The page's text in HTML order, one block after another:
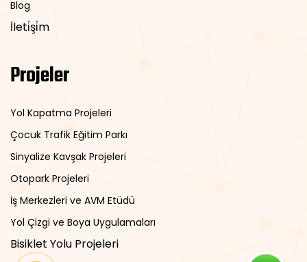
Blog
İleti̇şi̇m
Projeler
Yol Kapatma Projeleri
Çocuk Trafik Eğitim Parkı
Sinyalize Kavşak Projeleri
Otopark Projeleri
İş Merkezleri ve AVM Etüdü
Yol Çizgi ve Boya Uygulamaları
Bisiklet Yolu Projeleri